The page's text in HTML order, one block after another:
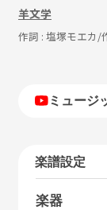
羊文学
作詞 : 塩塚モエカ /
ミュージ
楽譜設定
楽器